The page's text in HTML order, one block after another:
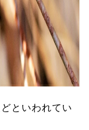
といわれてい